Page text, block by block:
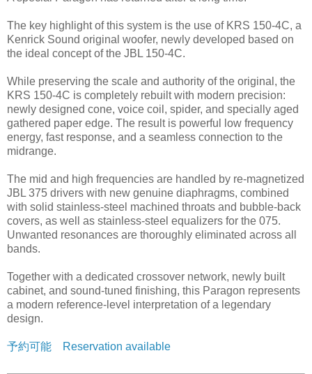
The key highlight of this system is the use of KRS 150-4C, a
Kenrick Sound original woofer, newly developed based on
the ideal concept of the JBL 150-4C.
While preserving the scale and authority of the original, the
KRS 150-4C is completely rebuilt with modern precision:
newly designed cone, voice coil, spider, and specially aged
gathered paper edge. The result is powerful low frequency
energy, fast response, and a seamless connection to the
midrange.
The mid and high frequencies are handled by re-magnetized
JBL 375 drivers with new genuine diaphragms, combined
with solid stainless-steel machined throats and bubble-back
covers, as well as stainless-steel equalizers for the 075.
Unwanted resonances are thoroughly eliminated across all
bands.
Together with a dedicated crossover network, newly built
cabinet, and sound-tuned finishing, this Paragon represents
a modern reference-level interpretation of a legendary
design.
予約可能 Reservation available